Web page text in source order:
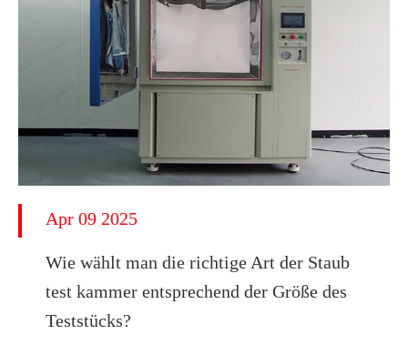
Apr 09 2025
Wie wählt man die richtige Art der Staub
test kammer entsprechend der Größe des
Teststücks?